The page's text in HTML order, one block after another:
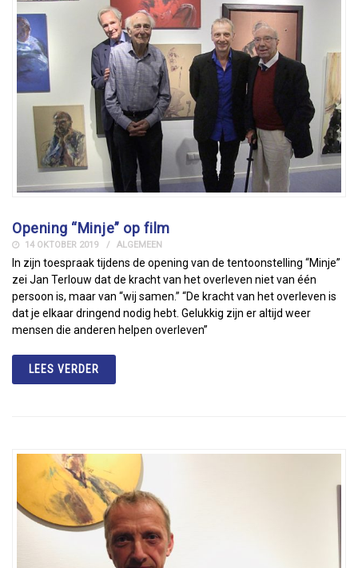
Opening “Minje” op film
14 OKTOBER 2019 ALGEMEEN
In zijn toespraak tijdens de opening van de tentoonstelling “Minje”
zei Jan Terlouw dat de kracht van het overleven niet van één
persoon is, maar van “wij samen.” “De kracht van het overleven is
dat je elkaar dringend nodig hebt. Gelukkig zijn er altijd weer
mensen die anderen helpen overleven”
LEES VERDER